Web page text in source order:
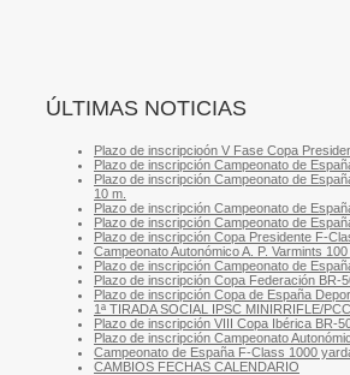
ÚLTIMAS NOTICIAS
Plazo de inscripcioón V Fase Copa
Plazo de inscripción Campeonato de
Plazo de inscripción Campeonato de
10 m.
Plazo de inscripción Campeonato de
Plazo de inscripción Campeonato de
Plazo de inscripción Copa Presidente F-
Campeonato Autonómico A. P. Varmints
Plazo de inscripción Campeonato de
Plazo de inscripción Copa Federación BR-
Plazo de inscripción Copa de España
1ª TIRADA SOCIAL IPSC MINIRRIFLE/PCC
Plazo de inscripción VIII Copa Ibérica BR-
Plazo de inscripción Campeonato
Campeonato de España F-Class 1000
CAMBIOS FECHAS CALENDARIO